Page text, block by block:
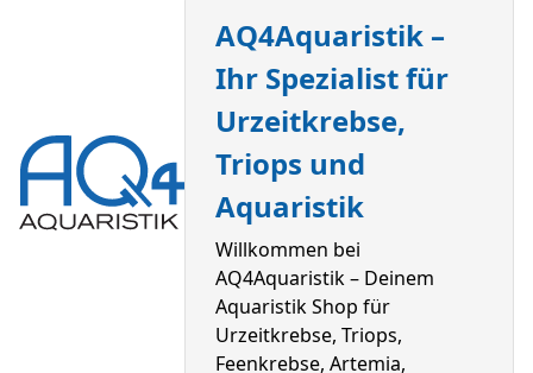
AQ4Aquaristik –
Ihr Spezialist für
Urzeitkrebse,
Triops und
Aquaristik
Willkommen bei
AQ4Aquaristik – Deinem
Aquaristik Shop für
Urzeitkrebse, Triops,
Feenkrebse, Artemia,